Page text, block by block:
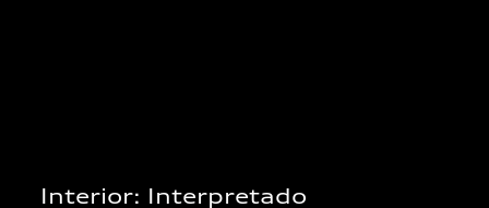
Interior: Interpretado